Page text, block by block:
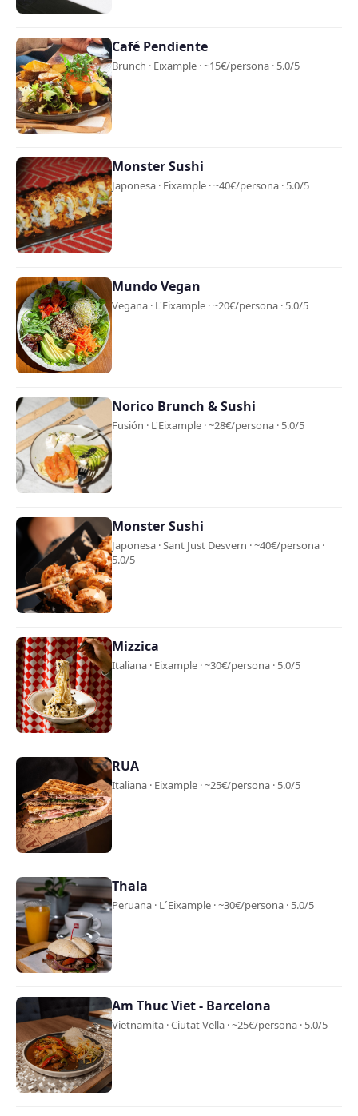
Café Pendiente
Brunch · Eixample · ~15€/persona · 5.0/5
Monster Sushi
Japonesa · Eixample · ~40€/persona · 5.0/5
Mundo Vegan
Vegana · L'Eixample · ~20€/persona · 5.0/5
Norico Brunch & Sushi
Fusión · L'Eixample · ~28€/persona · 5.0/5
Monster Sushi
Japonesa · Sant Just Desvern · ~40€/persona ·
5.0/5
Mizzica
Italiana · Eixample · ~30€/persona · 5.0/5
RUA
Italiana · Eixample · ~25€/persona · 5.0/5
Thala
Peruana · L´Eixample · ~30€/persona · 5.0/5
Am Thuc Viet - Barcelona
Vietnamita · Ciutat Vella · ~25€/persona · 5.0/5